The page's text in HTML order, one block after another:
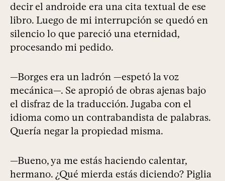
decir el androide era una cita textual de ese
libro. Luego de mi interrupción se quedó en
silencio lo que pareció una eternidad,
procesando mi pedido.
—Borges era un ladrón —espetó la voz
mecánica—. Se apropió de obras ajenas bajo
el disfraz de la traducción. Jugaba con el
idioma como un contrabandista de palabras.
Quería negar la propiedad misma.
—Bueno, ya me estás haciendo calentar,
hermano. ¿Qué mierda estás diciendo? Piglia